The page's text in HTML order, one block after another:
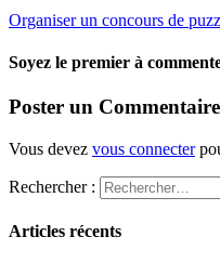
Organiser un concours de
Soyez le premier à
Poster un Commentaire
Vous devez vous connecter
Rechercher :
Articles récents